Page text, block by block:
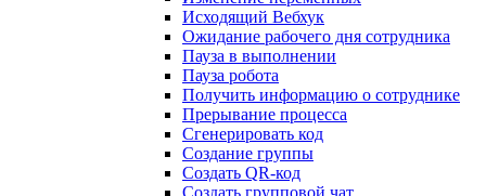
Исходящий Вебхук
Ожидание рабочего дня сотрудника
Пауза в выполнении
Пауза робота
Получить информацию о сотруднике
Прерывание процесса
Сгенерировать код
Создание группы
Создать QR-код
Создать групповой чат